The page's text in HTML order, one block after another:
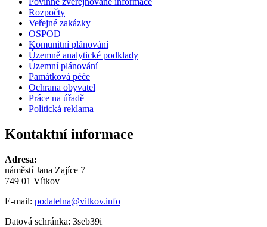
Rozpočty
Veřejné zakázky
OSPOD
Komunitní plánování
Územně analytické podklady
Územní plánování
Památková péče
Ochrana obyvatel
Práce na úřadě
Politická reklama
Kontaktní informace
Adresa:
náměstí Jana Zajíce 7
749 01 Vítkov
E-mail: podatelna@vitkov.info
Datová schránka: 3seb39i